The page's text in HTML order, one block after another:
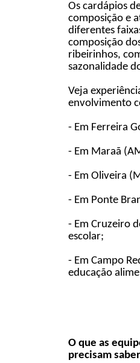
Os cardápios
composição e
diferentes
composição
ribeirinhos,
sazonalidade
Veja
envolvimento
- Em Ferreira
- Em Maraã
- Em Oliveira
- Em Ponte
- Em Cruzeiro
escolar;
- Em Campo
educação
O que as
precisam